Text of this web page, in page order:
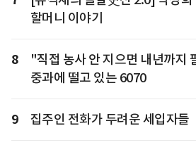
할머니 이야기
8
"직접 농사 안 지으면 내년까지
중과에 떨고 있는 6070
9 집주인 전화가 두려운 세입자들